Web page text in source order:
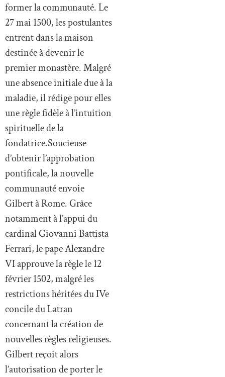
former la communauté. Le
27 mai 1500, les postulantes
entrent dans la maison
destinée à devenir le
premier monastère. Malgré
une absence initiale due à la
maladie, il rédige pour elles
une règle fidèle à l’intuition
spirituelle de la
fondatrice.Soucieuse
d’obtenir l’approbation
pontificale, la nouvelle
communauté envoie
Gilbert à Rome. Grâce
notamment à l’appui du
cardinal Giovanni Battista
Ferrari, le pape Alexandre
VI approuve la règle le 12
février 1502, malgré les
restrictions héritées du IVe
concile du Latran
concernant la création de
nouvelles règles religieuses.
Gilbert reçoit alors
l’autorisation de porter le